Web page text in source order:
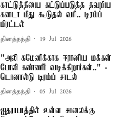
காட்டுத்தீயை கட்டுப்படுத்த தவறிய
கனடா மீது கூடுதல் வரி.. டிரம்ப்
மிரட்டல்
தினத்தந்தி 19 Jul 2026
"அலி கமேனிக்காக ஈரானிய மக்கள்
போலி கண்ணீர் வடிக்கிறார்கள்.." -
டொனால்டு டிரம்ப் சாடல்
தினத்தந்தி 05 Jul 2026
ஐதராபாத்தில் உள்ள சாலைக்கு